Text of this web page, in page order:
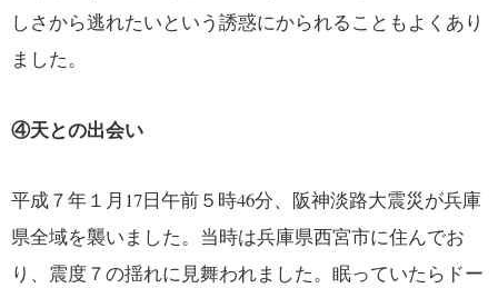
しさから逃れたいという誘惑にかられることもよくあり
ました。
④天との出会い
平成７年１月17日午前５時46分、阪神淡路大震災が兵庫
県全域を襲いました。当時は兵庫県西宮市に住んでお
り、震度７の揺れに見舞われました。眠っていたらドー